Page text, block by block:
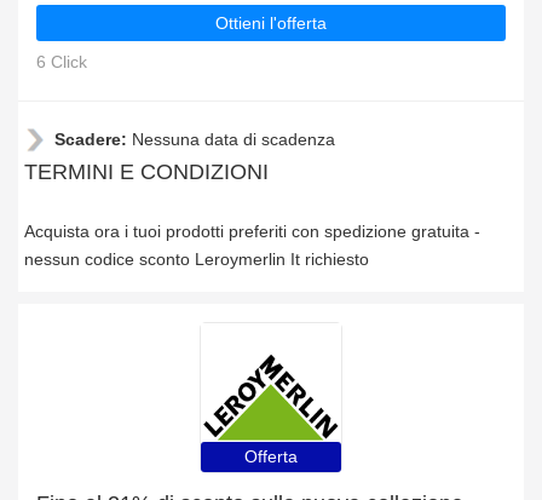
Ottieni l'offerta
6 Click
Scadere: Nessuna data di scadenza
TERMINI E CONDIZIONI
Acquista ora i tuoi prodotti preferiti con spedizione gratuita -
nessun codice sconto Leroymerlin It richiesto
Offerta